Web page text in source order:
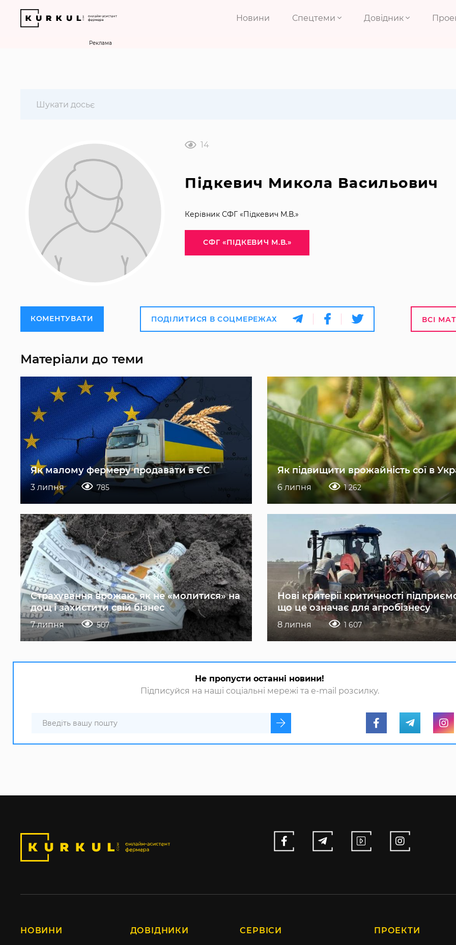
Новини Спецтеми Довідник
Реклама
14
Підкевич Микола Васильович
Керівник СФГ «Підкевич М.В.»
СФГ «ПІДКЕВИЧ М.В.»
КОМЕНТУВАТИ ПОДІЛИТИСЯ В СОЦМЕРЕЖАХ ВСІ
Матеріали до теми
Як малому фермеру продавати в ЄС
3 липня 785
Як підвищити врожайність сої в
6 липня 1 262
Страхування врожаю, як не «молитися» на
дощ і захистити свій бізнес
7 липня 507
Нові критерії критичності
що це означає для агробізнесу
8 липня 1 607
Не пропусти останні новини!
Підписуйся на наші соціальні мережі та e-mail розсилку.
НОВИНИ ДОВІДНИКИ СЕРВІСИ ПРОЕКТИ